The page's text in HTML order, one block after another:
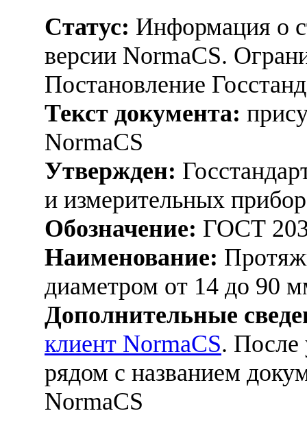
Статус: Информация о
версии NormaCS.
Постановление
Текст документа:
NormaCS
Утвержден:
и измерительных
Обозначение: ГОСТ
Наименование:
диаметром от 14 до 90
Дополнительные
клиент NormaCS. После
рядом с названием
NormaCS